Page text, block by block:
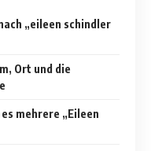
„eileen schindler
Ort und die
mehrere „Eileen